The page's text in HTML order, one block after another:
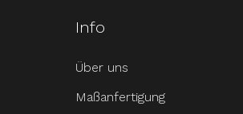
Info
Über uns
Maßanfertigung